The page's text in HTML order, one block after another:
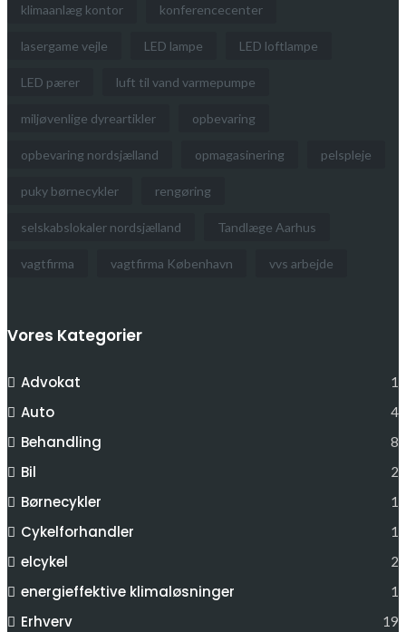
klimaanlæg kontor konferencecenter
lasergame vejle LED lampe LED loftlampe
LED pærer luft til vand varmepumpe
miljøvenlige dyreartikler opbevaring
opbevaring nordsjælland opmagasinering pelspleje
puky børnecykler rengøring
selskabslokaler nordsjælland Tandlæge Aarhus
vagtfirma vagtfirma København vvs arbejde
Vores Kategorier
Advokat 1
Auto 4
Behandling 8
Bil 2
Børnecykler 1
Cykelforhandler 1
elcykel 2
energieffektive klimaløsninger 1
Erhverv 19